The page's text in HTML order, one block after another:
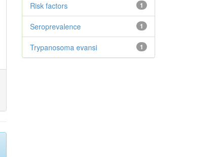
1
Risk factors
1
Seroprevalence
1
Trypanosoma evansi